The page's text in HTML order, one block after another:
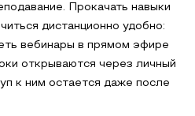
Прокачать навыки
дистанционно удобно:
вебинары в прямом эфире
открываются через личный
к ним остается даже после